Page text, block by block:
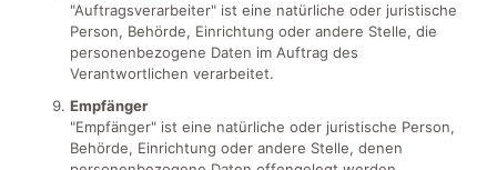
"Auftragsverarbeiter" ist eine natürliche oder juristische
Person, Behörde, Einrichtung oder andere Stelle, die
personenbezogene Daten im Auftrag des
Verantwortlichen verarbeitet.
Empfänger
"Empfänger" ist eine natürliche oder juristische Person,
Behörde, Einrichtung oder andere Stelle, denen